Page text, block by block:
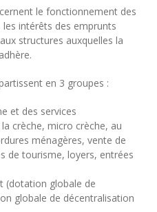
le fonctionnement des
les intérêts des emprunts
structures auxquelles la
en 3 groupes :
et des services
crèche, micro crèche, au
ménagères, vente de
de tourisme, loyers, entrées
(dotation globale de
globale de décentralisation